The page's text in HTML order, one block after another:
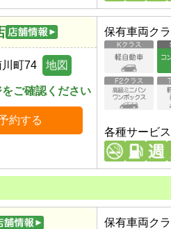
町74 地図
ご確認ください
約する
保有車両ク
各種サービス
保有車両ク